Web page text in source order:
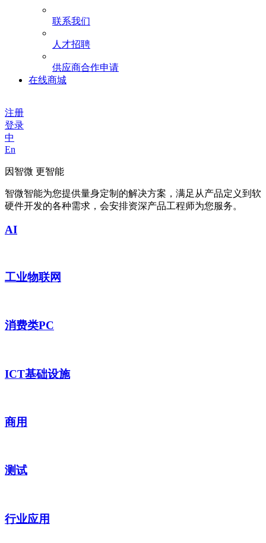
联系我们
人才招聘
供应商合作申请
在线商城
注册
登录
中
En
因智微 更智能
智微智能为您提供量身定制的解决方案，满足从产品定义到软
硬件开发的各种需求，会安排资深产品工程师为您服务。
AI
工业物联网
消费类PC
ICT基础设施
商用
测试
行业应用